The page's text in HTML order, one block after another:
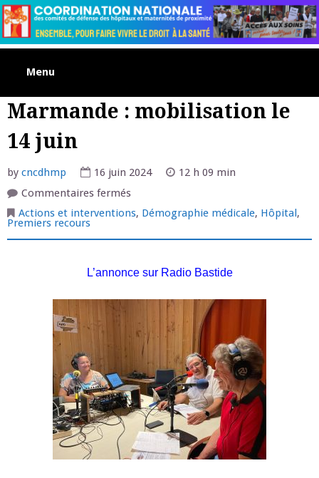
Skip
to
content
Menu
Marmande : mobilisation le
14 juin
by cncdhmp 16 juin 2024
12 h 09 min
Commentaires ferméssur
:
mobilisation
14
Actions et interventions, Démographie médicale, Hôpital ,
Premiers recours
L’annonce sur Radio Bastide